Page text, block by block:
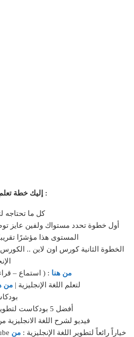
إليك خطة تعلم اللغة الانجليزية من الصفر :
كل ما تحتاجه
أول خطوة تحدد مستواك ولفين عايز
المستوى هذا مؤشرًا
الخطوة الثانية كورس اون لاين ..
( استماع – قراءة – كـتابة – تحدث ) : من هنا
كورسات Oxford لتعلم اللغة الإنجليزية | من
أفضل 5 بودكاست لتطوير الانجليزيه :
95 فيديو لشرح اللغة
3 قنوات علي YouTube خياراً رائعاً لتطوير اللغة الإنجليزية : من